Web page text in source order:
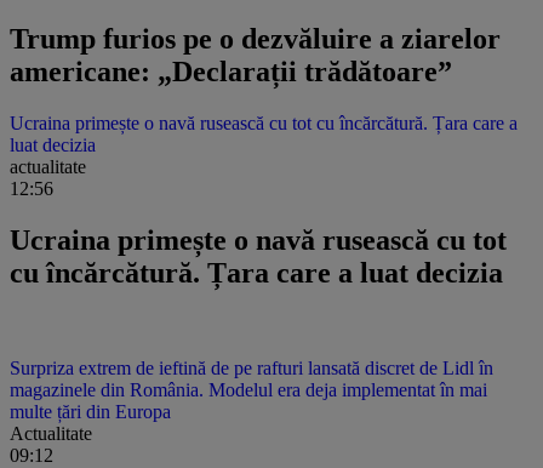
Trump furios pe o dezvăluire a ziarelor
americane: „Declarații trădătoare”
Ucraina primește o navă rusească cu tot cu încărcătură. Țara care a
luat decizia
actualitate
12:56
Ucraina primește o navă rusească cu tot
cu încărcătură. Țara care a luat decizia
Surpriza extrem de ieftină de pe rafturi lansată discret de Lidl în
magazinele din România. Modelul era deja implementat în mai
multe țări din Europa
Actualitate
09:12